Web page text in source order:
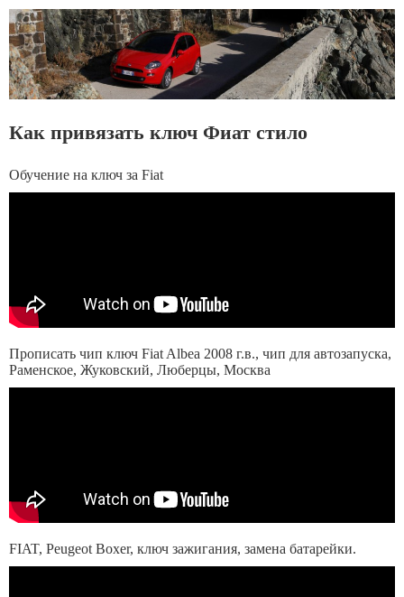
Как привязать ключ Фиат стило
Обучение на ключ за Fiat
Прописать чип ключ Fiat Albea 2008 г.в., чип для автозапуска,
Раменское, Жуковский, Люберцы, Москва
FIAT, Peugeot Boxer, ключ зажигания, замена батарейки.